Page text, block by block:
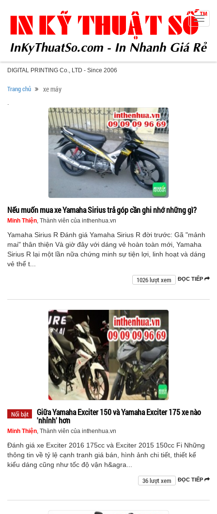
DIGITAL PRINTING Co., LTD - Since 2006
Toggle
Trang chủ xe máy
.
Nếu muốn mua xe Yamaha Sirius trả góp cần ghi nhớ những gì?
Minh Thiện, Thành viên của inthenhua.vn
Yamaha Sirius R Đánh giá Yamaha Sirius R đời trước: Gã "mảnh
mai" thân thiện Và giờ đây với dáng vẻ hoàn toàn mới, Yamaha
Sirius R lại một lần nữa chứng minh sự tiện lợi, linh hoạt và dáng
vẻ thể t...
ĐỌC TIẾP
1026 lượt xem
Nổi bật
Giữa Yamaha Exciter 150 và Yamaha Exciter 175 xe nào
'nhỉnh' hơn
Minh Thiện, Thành viên của inthenhua.vn
Đánh giá xe Exciter 2016 175cc và Exciter 2015 150cc Fi Những
thông tin về tỷ lệ cạnh tranh giá bán, hình ảnh chi tiết, thiết kế
kiểu dáng cũng như tốc độ vận h&agra...
ĐỌC TIẾP
36 lượt xem